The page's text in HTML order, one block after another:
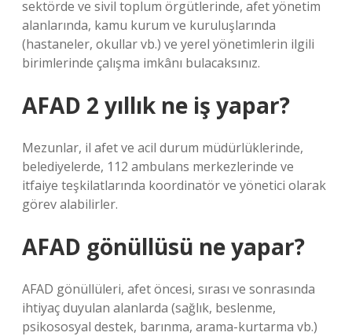
sektörde ve sivil toplum örgütlerinde, afet yönetim
alanlarında, kamu kurum ve kuruluşlarında
(hastaneler, okullar vb.) ve yerel yönetimlerin ilgili
birimlerinde çalışma imkânı bulacaksınız.
AFAD 2 yıllık ne iş yapar?
Mezunlar, il afet ve acil durum müdürlüklerinde,
belediyelerde, 112 ambulans merkezlerinde ve
itfaiye teşkilatlarında koordinatör ve yönetici olarak
görev alabilirler.
AFAD gönüllüsü ne yapar?
AFAD gönüllüleri, afet öncesi, sırası ve sonrasında
ihtiyaç duyulan alanlarda (sağlık, beslenme,
psikososyal destek, barınma, arama-kurtarma vb.)